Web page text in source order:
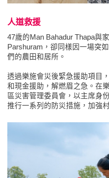
人道救援
47歲的Man Bahadur Thapa與
Parshuram，卻同樣因一場突
們的農田和居所。
透過樂施會災後緊急援助項目
和現金援助，解燃眉之急。在
區災害管理委員會，以主席身
推行一系列的防災措施，加強